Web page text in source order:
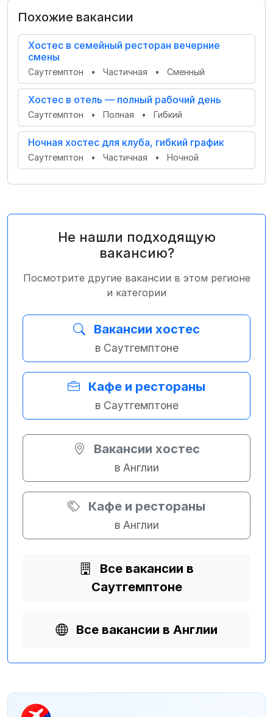
Похожие вакансии
Хостес в семейный ресторан вечерние
смены
Саутгемптон • Частичная • Сменный
Хостес в отель — полный рабочий день
Саутгемптон • Полная • Гибкий
Ночная хостес для клуба, гибкий график
Саутгемптон • Частичная • Ночной
Не нашли подходящую
вакансию?
Посмотрите другие вакансии в этом регионе
и категории
Вакансии хостес
в Саутгемптоне
Кафе и рестораны
в Саутгемптоне
Вакансии хостес
в Англии
Кафе и рестораны
в Англии
Все вакансии в
Саутгемптоне
Все вакансии в Англии